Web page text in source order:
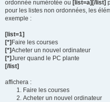
ordonnée numérotée ou [list=a][/list]
pour les listes non ordonnées, les
exemple :
[list=1]
[*] Faire les courses
[*]Acheter un nouvel ordinateur
[*]Jurer quand le PC plante
[/list]
affichera :
Faire les courses
Acheter un nouvel ordinateur